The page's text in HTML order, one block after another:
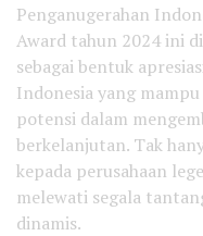
Penganugerahan
Award tahun 2024 ini
sebagai bentuk
Indonesia yang
potensi dalam
berkelanjutan. Tak
kepada perusahaan
melewati segala
dinamis.